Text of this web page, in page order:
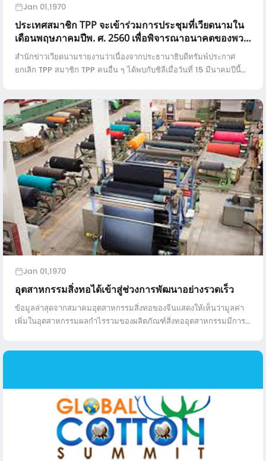
Jan 01,1970
ประเทศสมาชิก TPP จะเข้าร่วมการประชุมที่เวียดนามใน
เดือนพฤษภาคมปีพ. ศ. 2560 เพื่อพิจารณาอนาคตของพวก
เขา
สำนักข่าวเวียดนามรายงานว่าเนื่องจากประธานาธิบดีทรัมพ์ประกาศ
ยกเลิก TPP สมาชิก TPP คนอื่น ๆ ได้พบกับชิลีเมื่อวันที่ 15 มีนาคมปีนี้
Jan 01,1970
อุตสาหกรรมสิ่งทอได้เข้าสู่ช่วงการพัฒนาอย่างรวดเร็ว
ข้อมูลล่าสุดจากสมาคมอุตสาหกรรมสิ่งทอของจีนแสดงให้เห็นว่ามูลค่า
เพิ่มในอุตสาหกรรมผลกำไรรวมของผลิตภัณฑ์สิ่งทออุตสาหกรรมมีการ